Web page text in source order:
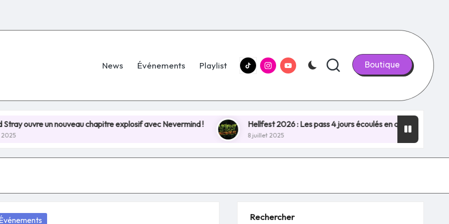
News
Événements Playlist tiktok.comInstagram.com
youtube.com Boutique
un nouveau chapitre explosif avec Nevermind ! Hellfest 2026 : Les pass 4 jours écoulés en quelques minutes,
8 juillet 2025
Rechercher